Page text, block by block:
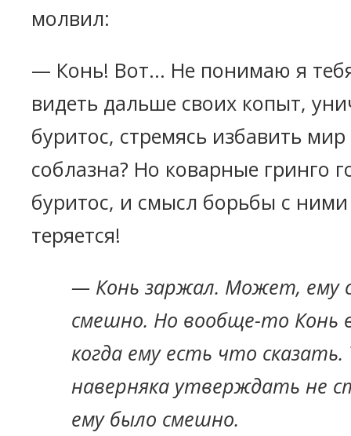
молвил:
— Конь! Вот... Не понимаю я
видеть дальше своих копыт,
буритос, стремясь избавить мир
соблазна? Но коварные гринго
буритос, и смысл борьбы с
теряется!
— Конь заржал. Может, ему
смешно. Но вообще-то Конь
когда ему есть что
наверняка утверждать не
ему было смешно.